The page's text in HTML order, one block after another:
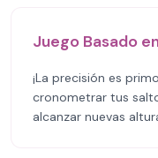
Juego Basado
¡La precisión es
cronometrar tus
alcanzar nuevas